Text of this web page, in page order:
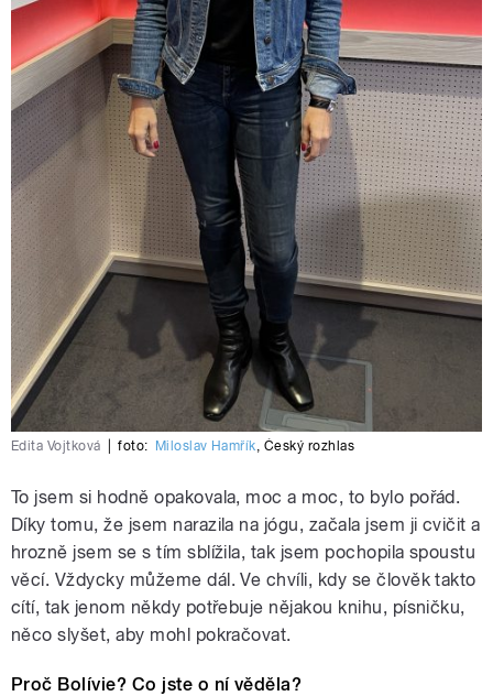
Edita Vojtková foto: Miloslav Hamřík Český rozhlas
To jsem si hodně opakovala, moc a moc, to bylo pořád.
Díky tomu, že jsem narazila na jógu, začala jsem ji cvičit a
hrozně jsem se s tím sblížila, tak jsem pochopila spoustu
věcí. Vždycky můžeme dál. Ve chvíli, kdy se člověk takto
cítí, tak jenom někdy potřebuje nějakou knihu, písničku,
něco slyšet, aby mohl pokračovat.
Proč Bolívie? Co jste o ní věděla?